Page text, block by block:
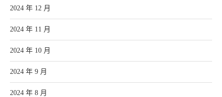
2024 年 12 月
2024 年 11 月
2024 年 10 月
2024 年 9 月
2024 年 8 月